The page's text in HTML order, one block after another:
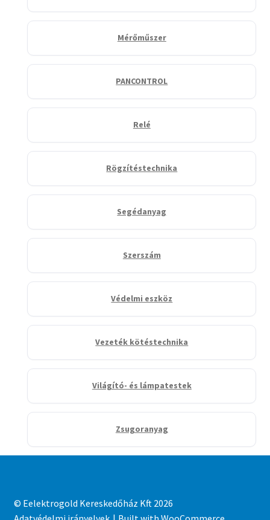
Mérőműszer
PANCONTROL
Relé
Rögzítéstechnika
Segédanyag
Szerszám
Védelmi eszköz
Vezeték kötéstechnika
Világító- és lámpatestek
Zsugoranyag
© Eelektrogold Kereskedőház Kft 2026